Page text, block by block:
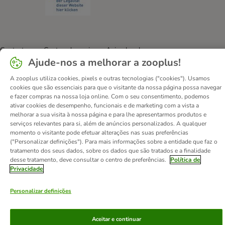
Contactos Custos de envio
Aviso legal
Condições gerais de utilização
Formulário de retratação
Métodos de pagamento
Quem somos DSA
Emprego
Política de privacidade
Website Corporativo
Declaração de acessibilidade
© zooplus SE 2026
Ajude-nos a melhorar a zooplus!
A zooplus utiliza cookies, pixels e outras tecnologias ("cookies"). Usamos
cookies que são essenciais para que o visitante da nossa página possa navegar
e fazer compras na nossa loja online. Com o seu consentimento, podemos
ativar cookies de desempenho, funcionais e de marketing com a vista a
melhorar a sua visita à nossa página e para lhe apresentarmos produtos e
serviços relevantes para si, além de anúncios personalizados. A qualquer
momento o visitante pode efetuar alterações nas suas preferências
("Personalizar definições"). Para mais informações sobre a entidade que faz o
tratamento dos seus dados, sobre os dados que são tratados e a finalidade
desse tratamento, deve consultar o centro de preferências.
Política de
Privacidade
Personalizar definições
Aceitar e continuar